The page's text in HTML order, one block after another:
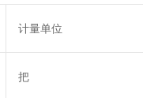
计量单位
把